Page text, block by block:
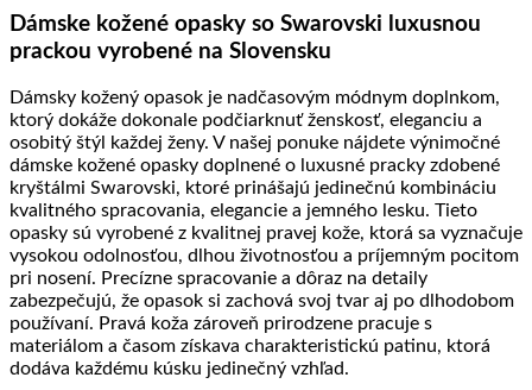
produktyneprenikne
RF
signál
Dámske kožené opasky so Swarovski luxusnou
prackou vyrobené na Slovensku
Dámsky kožený opasok je nadčasovým módnym doplnkom,
ktorý dokáže dokonale podčiarknuť ženskosť, eleganciu a
osobitý štýl každej ženy. V našej ponuke nájdete výnimočné
dámske kožené opasky doplnené o luxusné pracky zdobené
kryštálmi Swarovski, ktoré prinášajú jedinečnú kombináciu
kvalitného spracovania, elegancie a jemného lesku. Tieto
opasky sú vyrobené z kvalitnej pravej kože, ktorá sa vyznačuje
vysokou odolnosťou, dlhou životnosťou a príjemným pocitom
pri nosení. Precízne spracovanie a dôraz na detaily
zabezpečujú, že opasok si zachová svoj tvar aj po dlhodobom
používaní. Pravá koža zároveň prirodzene pracuje s
materiálom a časom získava charakteristickú patinu, ktorá
dodáva každému kúsku jedinečný vzhľad.